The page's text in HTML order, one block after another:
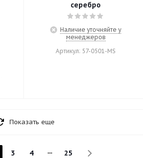
серебро
Наличие уточняйте у
менеджеров
Артикул: 57-0501-MS
Показать еще
3 4 25